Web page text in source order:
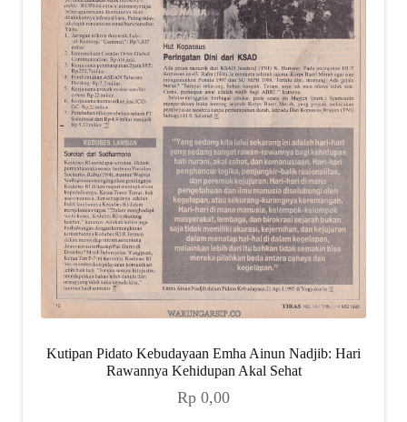
Kutipan Pidato Kebudayaan Emha Ainun Nadjib: Hari
Rawannya Kehidupan Akal Sehat
Rp 0,00